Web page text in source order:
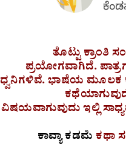
ತೊಟ್ಟು
ಪ್ರಯೋಗವಾಗಿದೆ.
ಧ್ವನಿಗಳಿವೆ. ಭಾಷೆಯ ಮೂಲಕ
ವಿಷಯವಾಗುವುದು ಇಲ್ಲಿ
ಕಾವ್ಯಾ ಕಡಮೆ ಕಥಾ